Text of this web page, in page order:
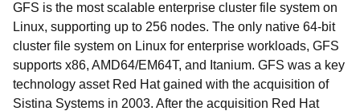
GFS is the most scalable enterprise cluster file system on
Linux, supporting up to 256 nodes. The only native 64-bit
cluster file system on Linux for enterprise workloads, GFS
supports x86, AMD64/EM64T, and Itanium. GFS was a key
technology asset Red Hat gained with the acquisition of
Sistina Systems in 2003. After the acquisition Red Hat